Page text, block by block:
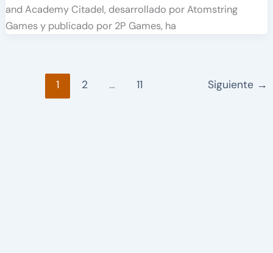
and Academy Citadel, desarrollado por Atomstring
Games y publicado por 2P Games, ha
1 2 … 11 Siguiente →